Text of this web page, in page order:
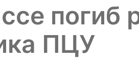
погиб
ПЦУ